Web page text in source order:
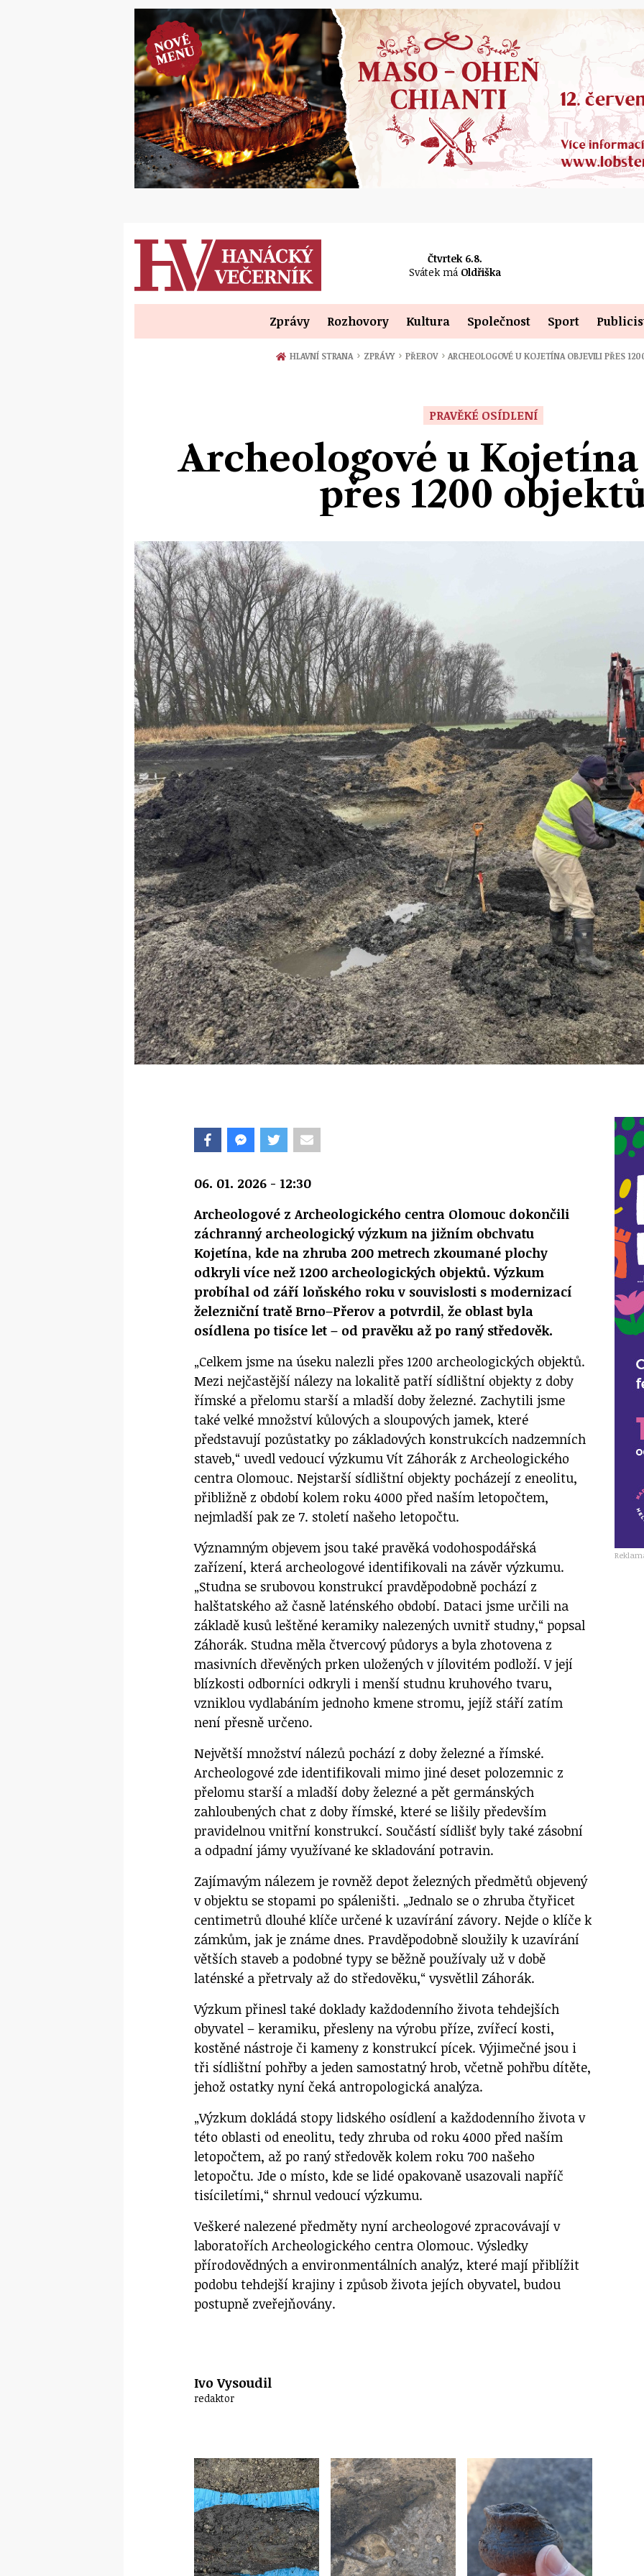
Čtvrtek 6.8.
Svátek má Oldřiška
Zprávy Rozhovory Kultura Společnost Sport
HLAVNÍ STRANA › ZPRÁVY › PŘEROV › ARCHEOLOGOVÉ U KOJETÍNA OBJEVILI PŘES
PRAVĚKÉ OSÍDLENÍ
Archeologové u
přes 1200
06. 01. 2026 - 12:30
Archeologové z Archeologického centra Olomouc dokončili
záchranný archeologický výzkum na jižním obchvatu
Kojetína, kde na zhruba 200 metrech zkoumané plochy
odkryli více než 1200 archeologických objektů. Výzkum
probíhal od září loňského roku v souvislosti s modernizací
železniční tratě Brno–Přerov a potvrdil, že oblast byla
osídlena po tisíce let – od pravěku až po raný středověk.
„Celkem jsme na úseku nalezli přes 1200 archeologických objektů.
Mezi nejčastější nálezy na lokalitě patří sídlištní objekty z doby
římské a přelomu starší a mladší doby železné. Zachytili jsme
také velké množství kůlových a sloupových jamek, které
představují pozůstatky po základových konstrukcích nadzemních
staveb,“ uvedl vedoucí výzkumu Vít Záhorák z Archeologického
centra Olomouc. Nejstarší sídlištní objekty pocházejí z eneolitu,
přibližně z období kolem roku 4000 před naším letopočtem,
nejmladší pak ze 7. století našeho letopočtu.
Významným objevem jsou také pravěká vodohospodářská
zařízení, která archeologové identifikovali na závěr výzkumu.
„Studna se srubovou konstrukcí pravděpodobně pochází z
halštatského až časně laténského období. Dataci jsme určili na
základě kusů leštěné keramiky nalezených uvnitř studny,“ popsal
Záhorák. Studna měla čtvercový půdorys a byla zhotovena z
masivních dřevěných prken uložených v jílovitém podloží. V její
blízkosti odborníci odkryli i menší studnu kruhového tvaru,
vzniklou vydlabáním jednoho kmene stromu, jejíž stáří zatím
není přesně určeno.
Největší množství nálezů pochází z doby železné a římské.
Archeologové zde identifikovali mimo jiné deset polozemnic z
přelomu starší a mladší doby železné a pět germánských
zahloubených chat z doby římské, které se lišily především
pravidelnou vnitřní konstrukcí. Součástí sídlišť byly také zásobní
a odpadní jámy využívané ke skladování potravin.
Zajímavým nálezem je rovněž depot železných předmětů objevený
v objektu se stopami po spáleništi. „Jednalo se o zhruba čtyřicet
centimetrů dlouhé klíče určené k uzavírání závory. Nejde o klíče k
zámkům, jak je známe dnes. Pravděpodobně sloužily k uzavírání
větších staveb a podobné typy se běžně používaly už v době
laténské a přetrvaly až do středověku,“ vysvětlil Záhorák.
Výzkum přinesl také doklady každodenního života tehdejších
obyvatel – keramiku, přesleny na výrobu příze, zvířecí kosti,
kostěné nástroje či kameny z konstrukcí pícek. Výjimečné jsou i
tři sídlištní pohřby a jeden samostatný hrob, včetně pohřbu dítěte,
jehož ostatky nyní čeká antropologická analýza.
„Výzkum dokládá stopy lidského osídlení a každodenního života v
této oblasti od eneolitu, tedy zhruba od roku 4000 před naším
letopočtem, až po raný středověk kolem roku 700 našeho
letopočtu. Jde o místo, kde se lidé opakovaně usazovali napříč
tisíciletími,“ shrnul vedoucí výzkumu.
Veškeré nalezené předměty nyní archeologové zpracovávají v
laboratořích Archeologického centra Olomouc. Výsledky
přírodovědných a environmentálních analýz, které mají přiblížit
podobu tehdejší krajiny i způsob života jejích obyvatel, budou
postupně zveřejňovány.
Ivo Vysoudil
redaktor